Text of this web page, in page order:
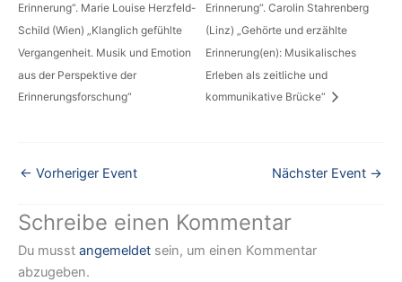
Erinnerung“. Marie Louise Herzfeld-
Schild (Wien) „Klanglich gefühlte
Vergangenheit. Musik und Emotion
aus der Perspektive der
Erinnerungsforschung“
Erinnerung“. Carolin Stahrenberg
(Linz) „Gehörte und erzählte
Erinnerung(en): Musikalisches
Erleben als zeitliche und
kommunikative Brücke“
← Vorheriger Event Nächster Event →
Schreibe einen Kommentar
Du musst angemeldet sein, um einen Kommentar
abzugeben.